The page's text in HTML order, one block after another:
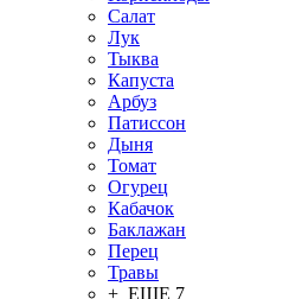
Салат
Лук
Тыква
Капуста
Арбуз
Патиссон
Дыня
Томат
Огурец
Кабачок
Баклажан
Перец
Травы
+ ЕЩЕ 7